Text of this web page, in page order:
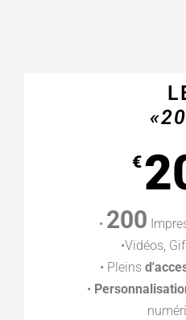
€
• 200
•Vidéos,
• Pleins
•